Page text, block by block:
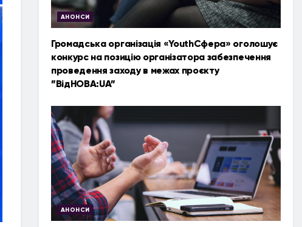
АНОНСИ
Громадська організація «YouthСфера» оголошує
конкурс на позицію організатора забезпечення
проведення заходу в межах проєкту
”ВідНОВА:UA”
АНОНСИ